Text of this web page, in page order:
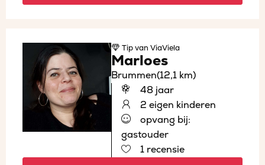
Tipvan ViaViela
Marloes
Brummen(12,1 km)
48 jaar
2 eigen kinderen
opvang bij:
gastouder
1 recensie